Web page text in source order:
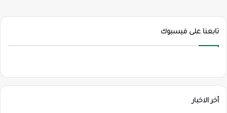
تابعنا على فيسبوك
أخر الاخبار